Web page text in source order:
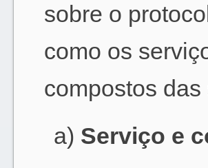
sobre o
como os
compostos
a) Serviço e